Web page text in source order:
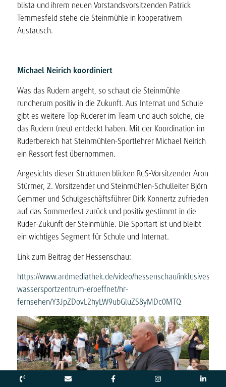
blista und ihrem neuen Vorstandsvorsitzenden Patrick
Temmesfeld stehe die Steinmühle in kooperativem
Austausch.
Michael Neirich koordiniert
Was das Rudern angeht, so schaut die Steinmühle
rundherum positiv in die Zukunft. Aus Internat und Schule
gibt es weitere Top-Ruderer im Team und auch solche, die
das Rudern (neu) entdeckt haben. Mit der Koordination im
Ruderbereich hat Steinmühlen-Sportlehrer Michael Neirich
ein Ressort fest übernommen.
Angesichts dieser Strukturen blicken RuS-Vorsitzender Aron
Stürmer, 2. Vorsitzender und Steinmühlen-Schulleiter Björn
Gemmer und Schulgeschäftsführer Dirk Konnertz zufrieden
auf das Sommerfest zurück und positiv gestimmt in die
Ruder-Zukunft der Steinmühle. Die Sportart ist und bleibt
ein wichtiges Segment für Schule und Internat.
Link zum Beitrag der Hessenschau:
https://www.ardmediathek.de/video/hessenschau/inklusives-
wassersportzentrum-eroeffnet/hr-
fernsehen/Y3JpZDovL2hyLW9ubGluZS8yMDc0MTQ